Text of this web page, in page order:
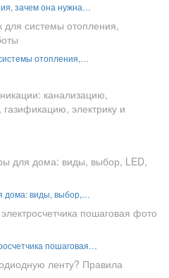
зачем она нужна…
отопления,…
канализацию,
электрику и
дома: виды, выбор,…
пошаговая…